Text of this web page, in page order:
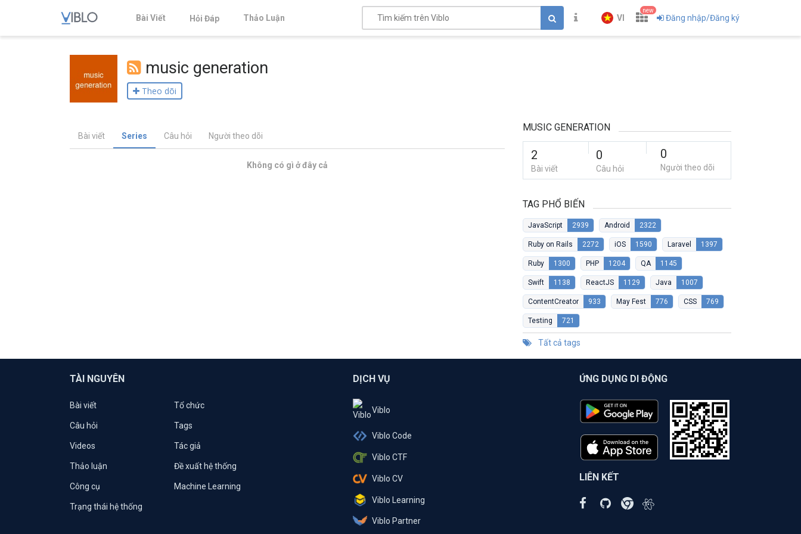
Bài Viết Hỏi Đáp Thảo Luận VI
new
Đăng nhập/Đăng ký
music generation
Theo dõi
Bài viết Series Câu hỏi Người theo dõi
Không có gì ở đây cả
MUSIC GENERATION
2
Bài viết
0
Câu hỏi
0
Người theo dõi
TAG PHỔ BIẾN
JavaScript 2939 Android 2322
Ruby on Rails 2272 iOS 1590 Laravel 1397
Ruby 1300 PHP 1204 QA 1145
Swift 1138 ReactJS 1129 Java 1007
ContentCreator 933 May Fest 776 CSS 769
Testing 721
Tất cả tags
TÀI NGUYÊN
Bài viết Tổ chức
Câu hỏi Tags
Videos Tác giả
Thảo luận Đề xuất hệ thống
Công cụ Machine Learning
Trạng thái hệ thống
DỊCH VỤ
Viblo
Viblo Code
Viblo CTF
Viblo CV
Viblo Learning
Viblo Partner
ỨNG DỤNG DI ĐỘNG
LIÊN KẾT